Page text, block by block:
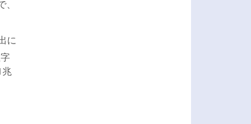
に
兆